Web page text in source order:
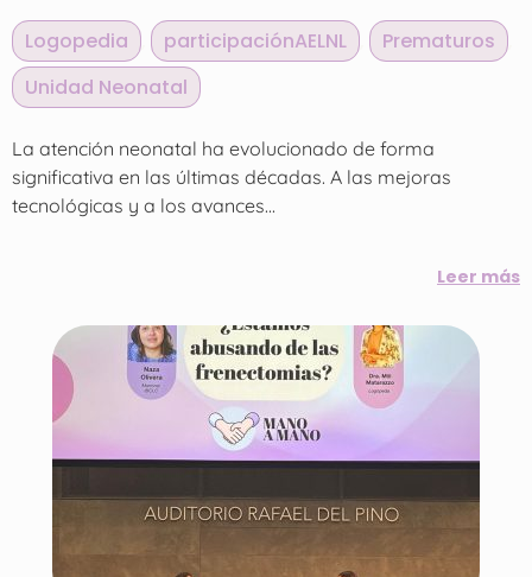
Logopedia participaciónAELNL Prematuros
Unidad Neonatal
La atención neonatal ha evolucionado de forma
significativa en las últimas décadas. A las mejoras
tecnológicas y a los avances...
Leer más